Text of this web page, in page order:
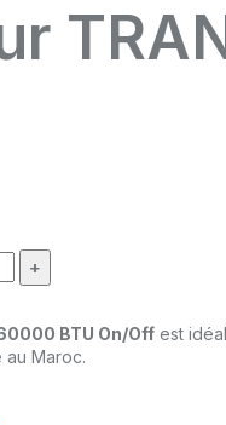
BTU On/Off est
Maroc.